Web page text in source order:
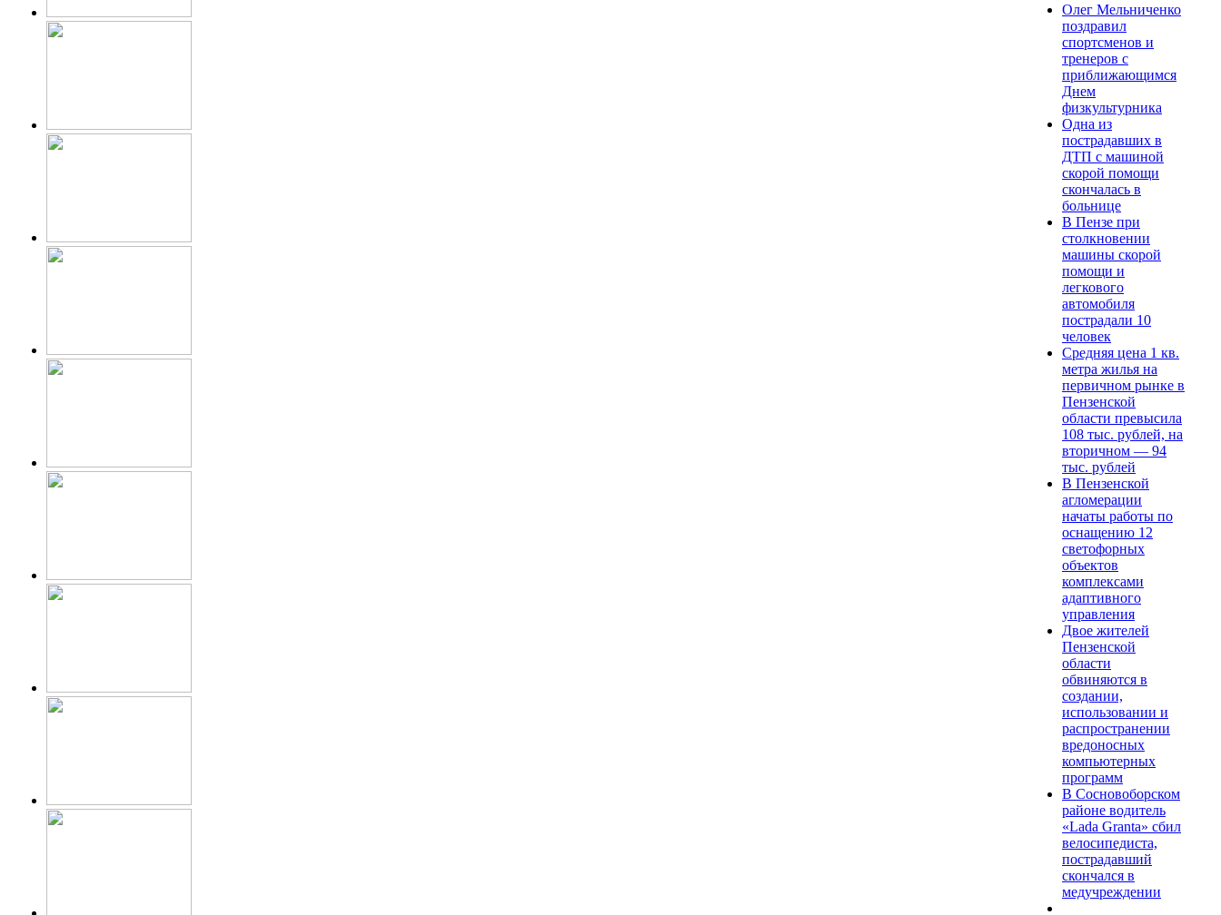
Олег Мельниченко
поздравил
спортсменов и
тренеров с
приближающимся
Днем
физкультурника
Одна из
пострадавших в
ДТП с машиной
скорой помощи
скончалась в
больнице
В Пензе при
столкновении
машины скорой
помощи и
легкового
автомобиля
пострадали 10
человек
Средняя цена 1 кв.
метра жилья на
первичном рынке в
Пензенской
области превысила
108 тыс. рублей, на
вторичном — 94
тыс. рублей
В Пензенской
агломерации
начаты работы по
оснащению 12
светофорных
объектов
комплексами
адаптивного
управления
Двое жителей
Пензенской
области
обвиняются в
создании,
использовании и
распространении
вредоносных
компьютерных
программ
В Сосновоборском
районе водитель
«Lada Granta» сбил
велосипедиста,
пострадавший
скончался в
медучреждении